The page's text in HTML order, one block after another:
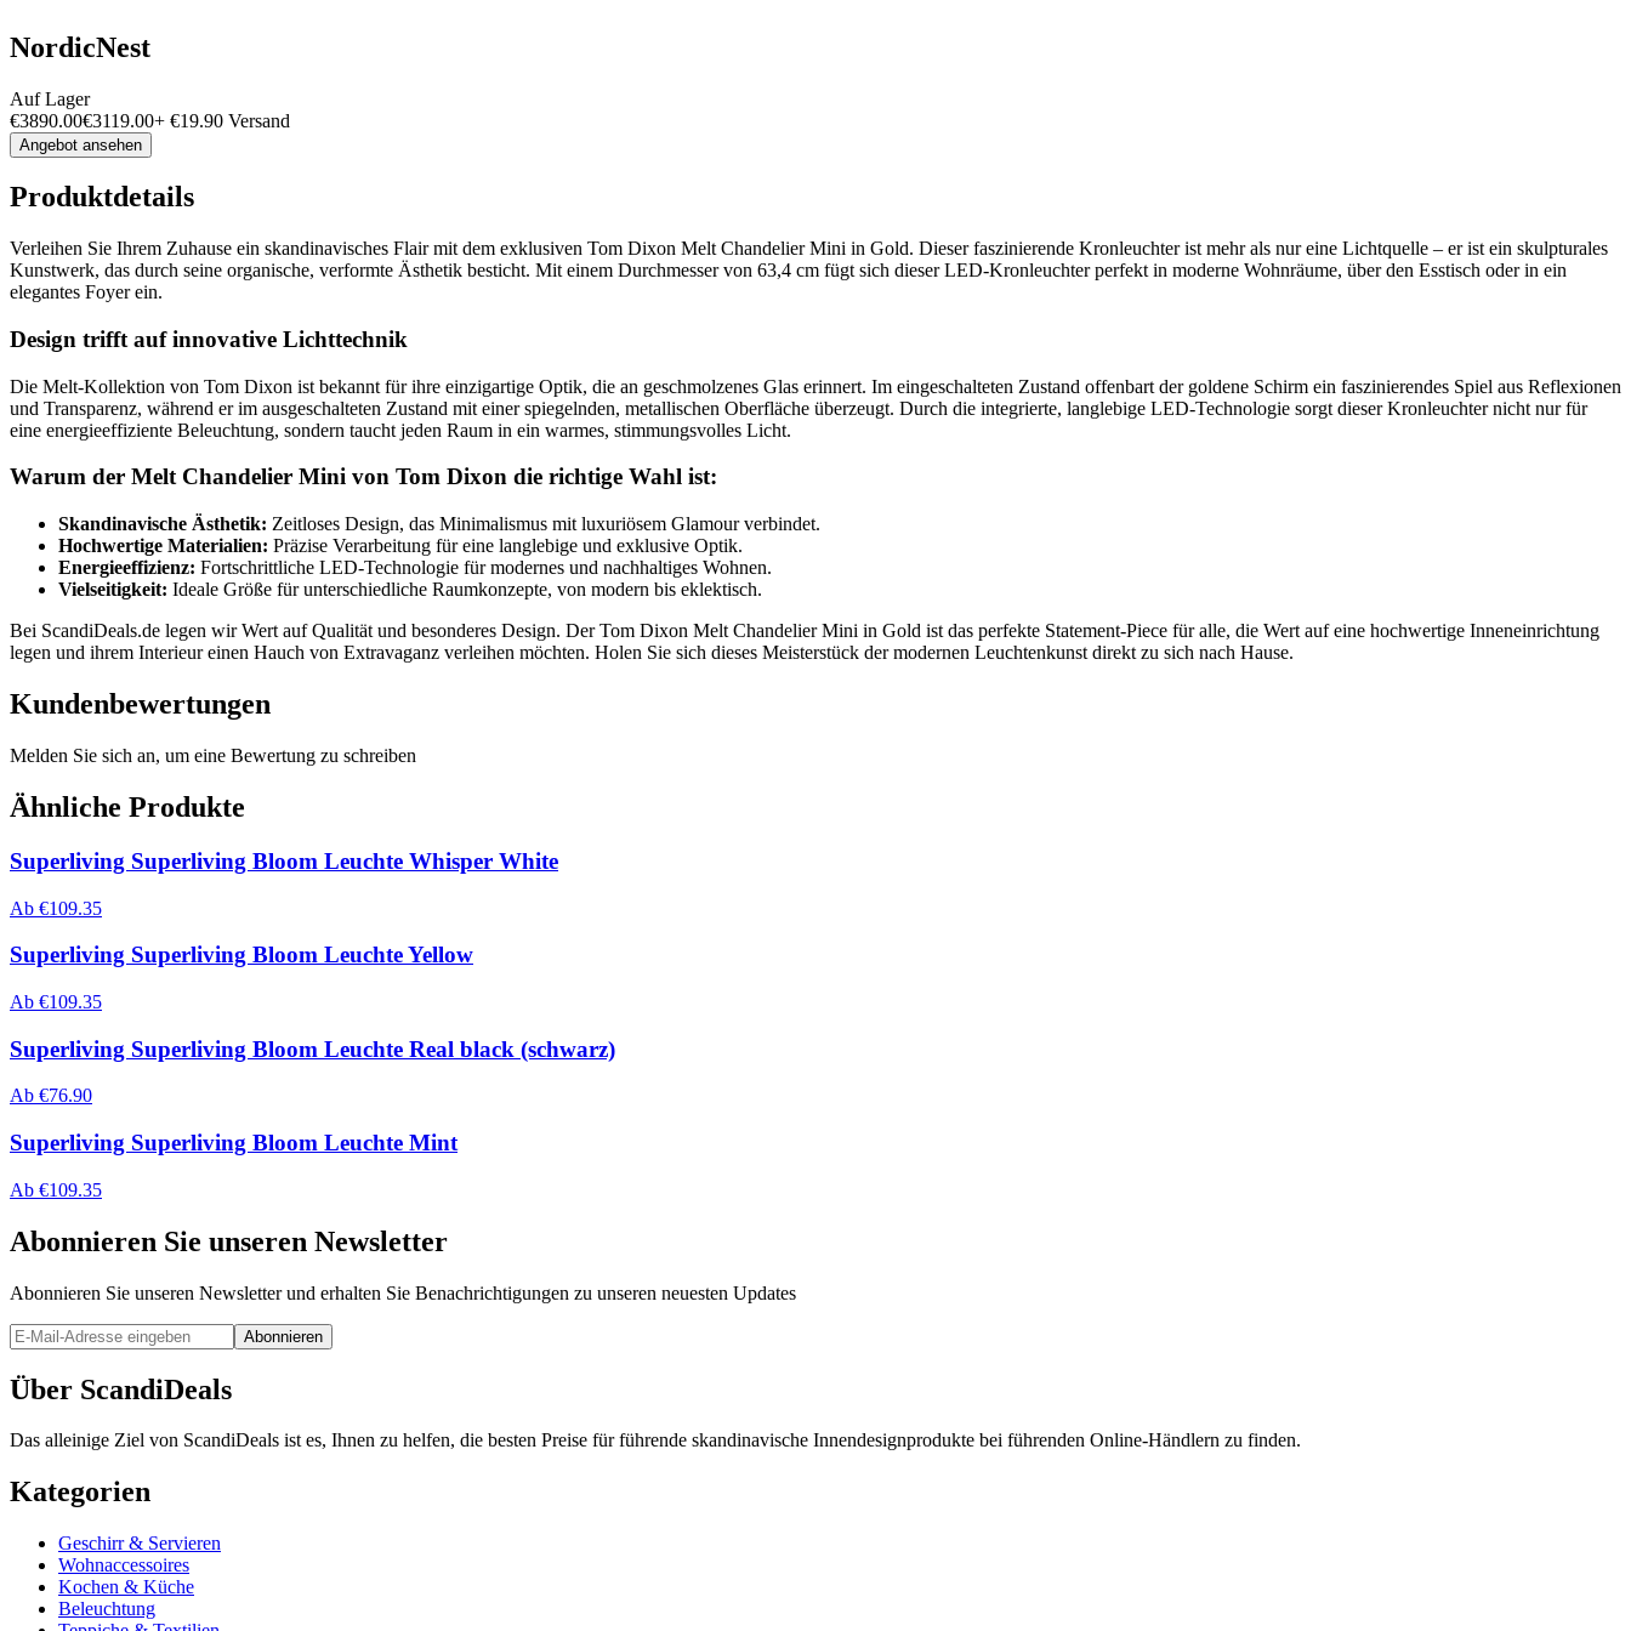
NordicNest
Auf Lager
€3890.00€3119.00+ €19.90 Versand
Angebot ansehen
Produktdetails
Verleihen Sie Ihrem Zuhause ein skandinavisches Flair mit dem exklusiven Tom Dixon Melt Chandelier Mini in Gold. Dieser faszinierende Kronleuchter ist mehr als nur eine Lichtquelle – er ist ein skulpturales
Kunstwerk, das durch seine organische, verformte Ästhetik besticht. Mit einem Durchmesser von 63,4 cm fügt sich dieser LED-Kronleuchter perfekt in moderne Wohnräume, über den Esstisch oder in ein
elegantes Foyer ein.
Design trifft auf innovative Lichttechnik
Die Melt-Kollektion von Tom Dixon ist bekannt für ihre einzigartige Optik, die an geschmolzenes Glas erinnert. Im eingeschalteten Zustand offenbart der goldene Schirm ein faszinierendes Spiel aus Reflexionen
und Transparenz, während er im ausgeschalteten Zustand mit einer spiegelnden, metallischen Oberfläche überzeugt. Durch die integrierte, langlebige LED-Technologie sorgt dieser Kronleuchter nicht nur für
eine energieeffiziente Beleuchtung, sondern taucht jeden Raum in ein warmes, stimmungsvolles Licht.
Warum der Melt Chandelier Mini von Tom Dixon die richtige Wahl ist:
Skandinavische Ästhetik: Zeitloses Design, das Minimalismus mit luxuriösem Glamour verbindet.
Hochwertige Materialien: Präzise Verarbeitung für eine langlebige und exklusive Optik.
Energieeffizienz: Fortschrittliche LED-Technologie für modernes und nachhaltiges Wohnen.
Vielseitigkeit: Ideale Größe für unterschiedliche Raumkonzepte, von modern bis eklektisch.
Bei ScandiDeals.de legen wir Wert auf Qualität und besonderes Design. Der Tom Dixon Melt Chandelier Mini in Gold ist das perfekte Statement-Piece für alle, die Wert auf eine hochwertige Inneneinrichtung
legen und ihrem Interieur einen Hauch von Extravaganz verleihen möchten. Holen Sie sich dieses Meisterstück der modernen Leuchtenkunst direkt zu sich nach Hause.
Kundenbewertungen
Melden Sie sich an, um eine Bewertung zu schreiben
Ähnliche Produkte
Superliving Superliving Bloom Leuchte Whisper White
Ab €109.35
Superliving Superliving Bloom Leuchte Yellow
Ab €109.35
Superliving Superliving Bloom Leuchte Real black (schwarz)
Ab €76.90
Superliving Superliving Bloom Leuchte Mint
Ab €109.35
Abonnieren Sie unseren Newsletter
Abonnieren Sie unseren Newsletter und erhalten Sie Benachrichtigungen zu unseren neuesten Updates
Abonnieren
Über ScandiDeals
Das alleinige Ziel von ScandiDeals ist es, Ihnen zu helfen, die besten Preise für führende skandinavische Innendesignprodukte bei führenden Online-Händlern zu finden.
Kategorien
Geschirr & Servieren
Wohnaccessoires
Kochen & Küche
Beleuchtung